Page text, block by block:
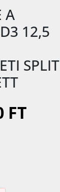
A
12,5
SPLIT
FT